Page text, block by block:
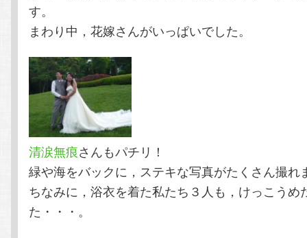
す。
まわり中，花嫁さんがいっぱいでした。
清涙無痕さんもパチリ！
緑や海をバックに，ステキな写真がたくさん撮れ
ちなみに，浴衣を着た私たち３人も，けっこうめ
た・・・。